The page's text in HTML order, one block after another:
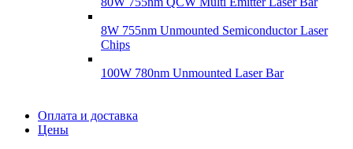
8W 755nm Unmounted Semiconductor Laser
Chips
100W 780nm Unmounted Laser Bar
Оплата и доставка
Цены